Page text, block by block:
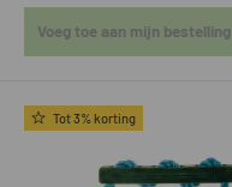
Voeg toe aan mijn bestelling
Tot 3% korting